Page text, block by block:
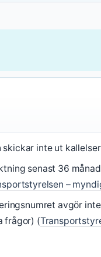
inte ut
senast 36
–
avgör
frågor) (